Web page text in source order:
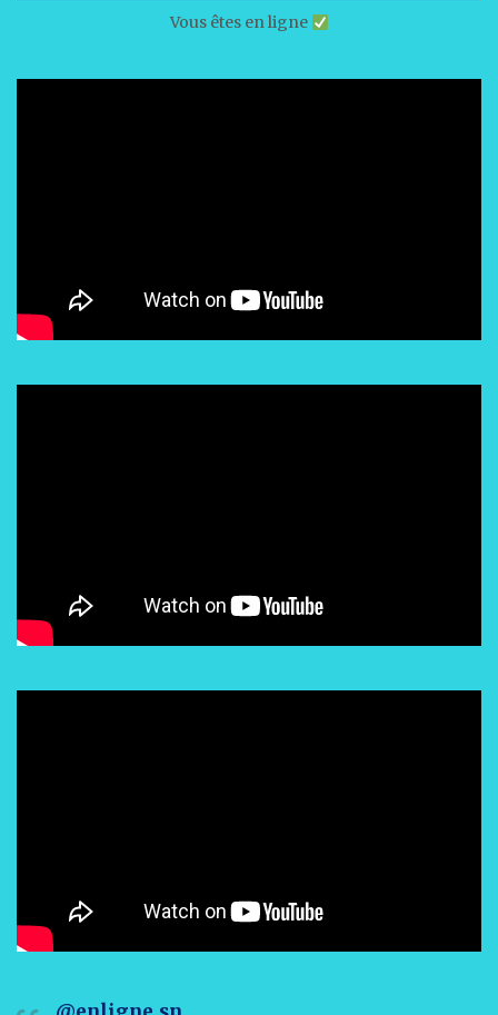
Vous êtes en ligne